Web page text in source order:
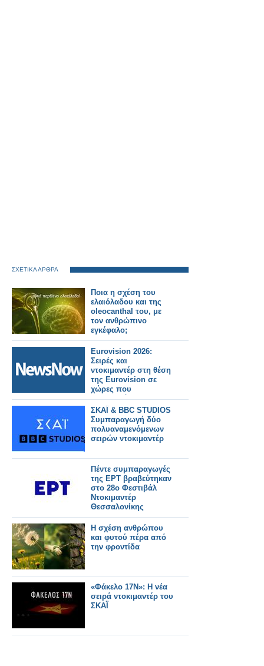
ΣΧΕΤΙΚΑ ΑΡΘΡΑ
Ποια η σχέση του
ελαιόλαδου και της
oleocanthal του, με
τον ανθρώπινο
εγκέφαλο;
Eurovision 2026:
Σειρές και
ντοκιμαντέρ στη θέση
της Eurovision σε
χώρες που
μποϋκοτάρουν τον
διαγωνισμό
ΣΚΑΪ & BBC STUDIOS
Συμπαραγωγή δύο
πολυαναμενόμενων
σειρών ντοκιμαντέρ
Πέντε συμπαραγωγές
της ΕΡΤ βραβεύτηκαν
στο 28ο Φεστιβάλ
Ντοκιμαντέρ
Θεσσαλονίκης
Η σχέση ανθρώπου
και φυτού πέρα από
την φροντίδα
«Φάκελο 17Ν»: Η νέα
σειρά ντοκιμαντέρ του
ΣΚΑΪ